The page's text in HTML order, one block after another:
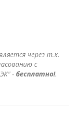
через т.к.
с
- бесплатно!.